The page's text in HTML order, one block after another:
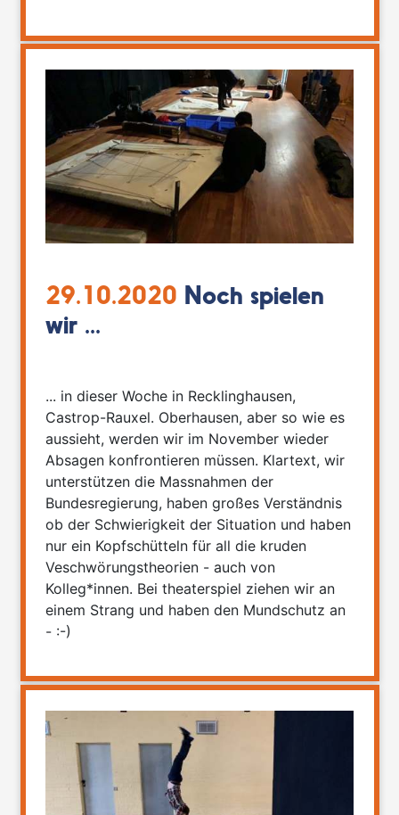
29.10.2020 Noch spielen
wir ...
... in dieser Woche in Recklinghausen,
Castrop-Rauxel. Oberhausen, aber so wie es
aussieht, werden wir im November wieder
Absagen konfrontieren müssen. Klartext, wir
unterstützen die Massnahmen der
Bundesregierung, haben großes Verständnis
ob der Schwierigkeit der Situation und haben
nur ein Kopfschütteln für all die kruden
Veschwörungstheorien - auch von
Kolleg*innen. Bei theaterspiel ziehen wir an
einem Strang und haben den Mundschutz an
- :-)